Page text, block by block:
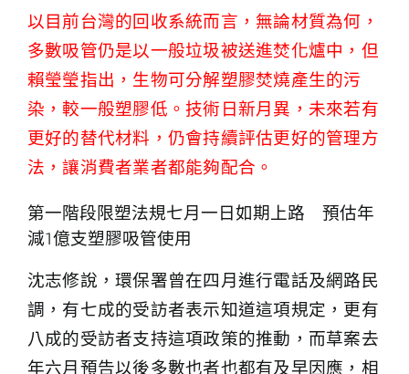
以目前台灣的回收系統而言，無論材質為何，
多數吸管仍是以一般垃圾被送進焚化爐中，但
賴瑩瑩指出，生物可分解塑膠焚燒產生的污
染，較一般塑膠低。技術日新月異，未來若有
更好的替代材料，仍會持續評估更好的管理方
法，讓消費者業者都能夠配合。
第一階段限塑法規七月一日如期上路 預估年
減1億支塑膠吸管使用
沈志修說，環保署曾在四月進行電話及網路民
調，有七成的受訪者表示知道這項規定，更有
八成的受訪者支持這項政策的推動，而草案去
年六月預告以後多數也者也都有及早因應，相